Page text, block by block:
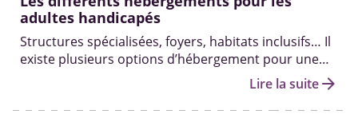
adultes handicapés
Structures spécialisées, foyers, habitats inclusifs… Il
existe plusieurs options d’hébergement pour une
personne majeure en situation de handicap en
fonction de son niveau d’autonomie et de sa santé.
Lire la suitearrow_forward